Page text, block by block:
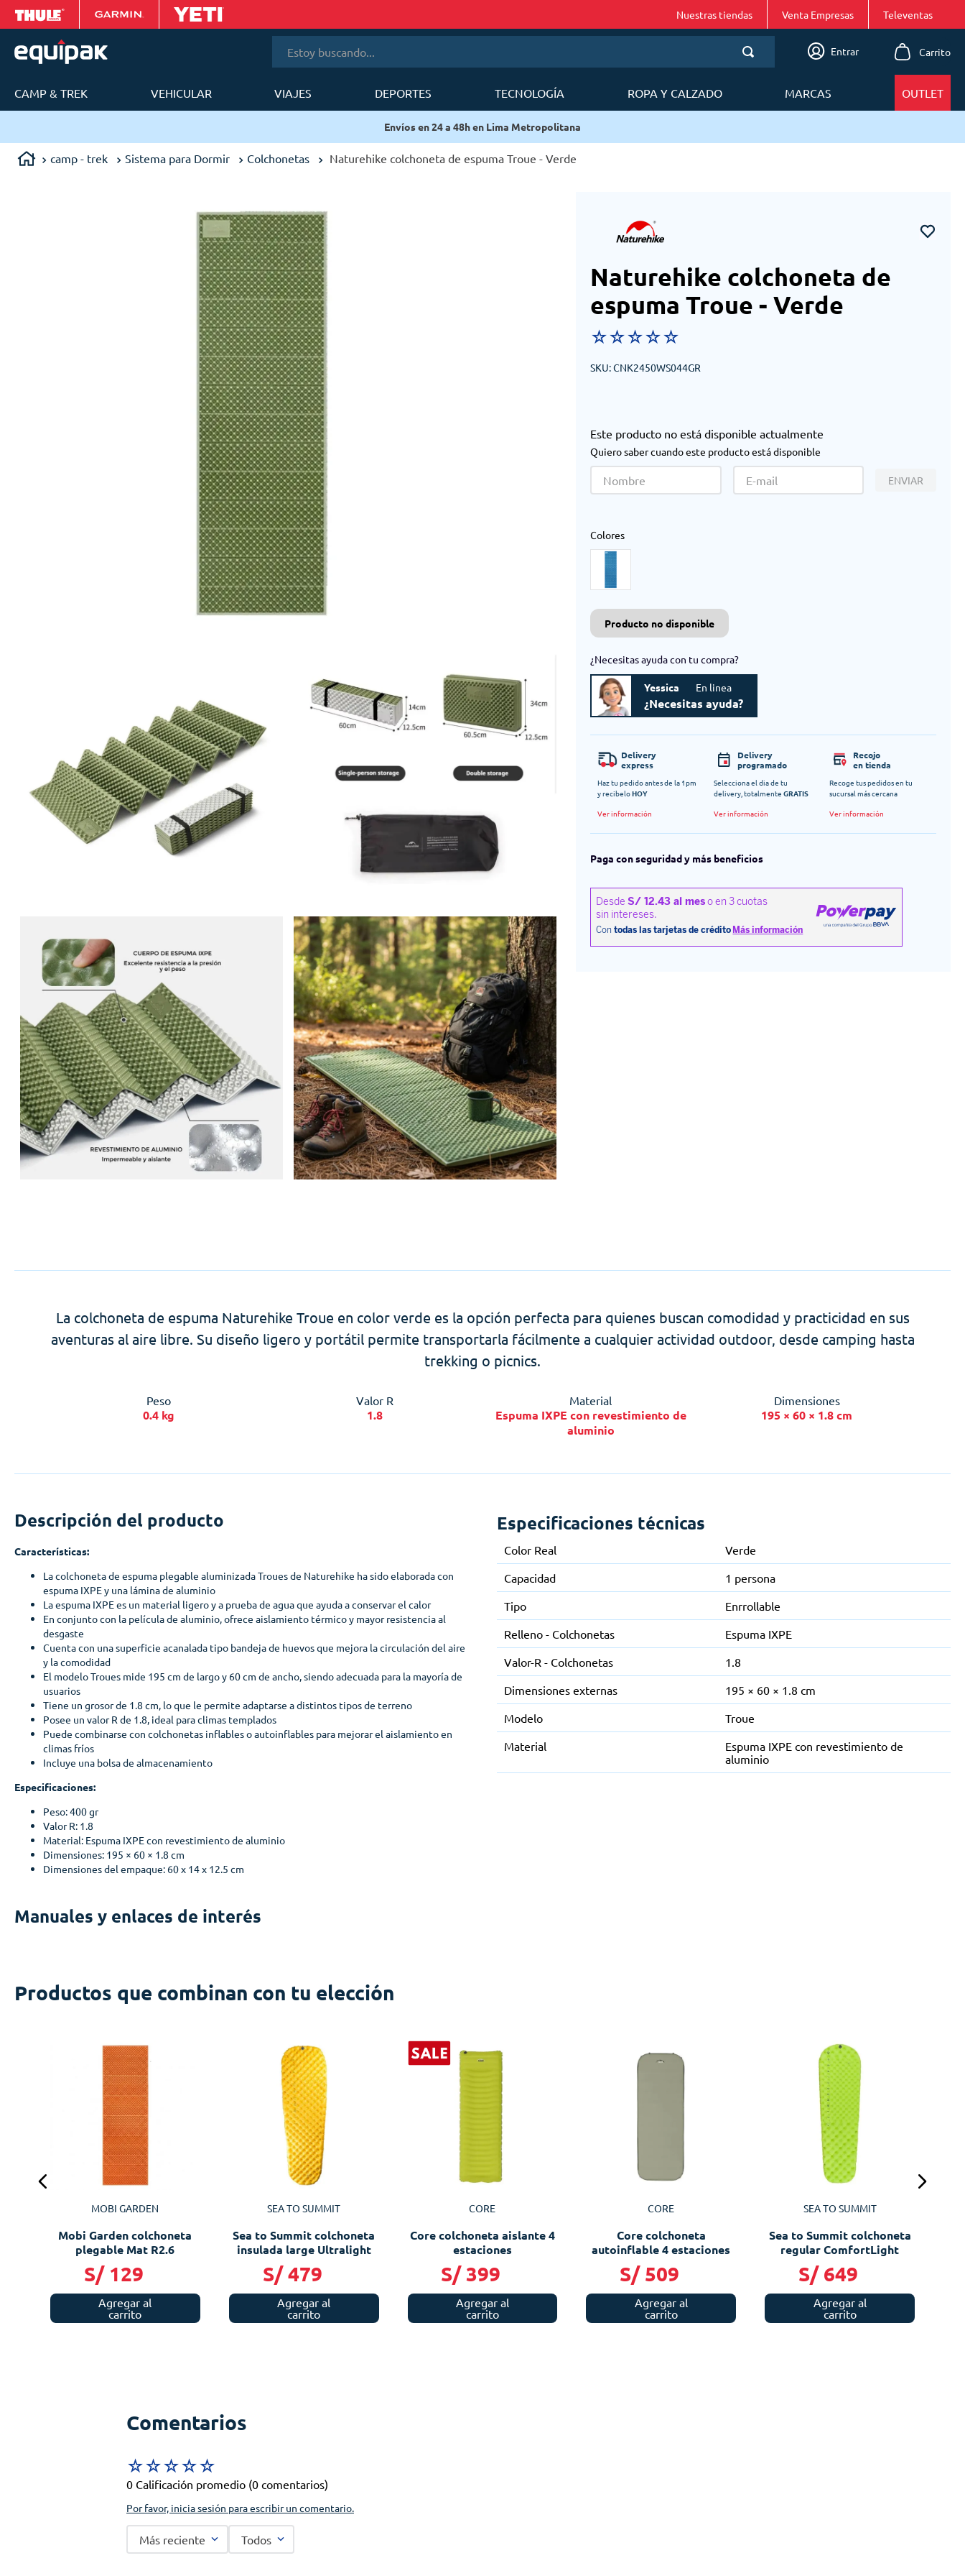
Nuestras tiendas Venta Empresas
Entrar
CAMP & TREK VEHICULAR VIAJES DEPORTES TECNOLOGÍA ROPA Y CALZADO MARCAS OUTLET
camp - trek Sistema para Dormir Colchonetas Naturehike colchoneta de espuma Troue - Verde
Naturehike colchoneta de
espuma Troue - Verde
☆☆☆☆☆
SKU:CNK2450WS044GR
Este producto no está disponible actualmente
Quiero saber cuando este producto está disponible
ENVIAR
Colores
Producto no disponible
¿Necesitas ayuda con tu compra?
Yessica En linea
¿Necesitas ayuda?
Delivery
express
Haz tu pedido antes de la 1pm
y recibeloHOY
Ver información
Delivery
programado
Selecciona el dia de tu
delivery, totalmente GRATIS
Ver información
Recojo
en tienda
Recoge tus pedidos en tu
sucursal más cercana
Ver información
Paga con seguridad y más beneficios
La colchoneta de espuma Naturehike Troue en color verde es la opción perfecta para quienes buscan comodidad y practicidad en sus
aventuras al aire libre. Su diseño ligero y portátil permite transportarla fácilmente a cualquier actividad outdoor, desde camping hasta
trekking o picnics.
Peso
0.4 kg
Valor R
1.8
Material
Espuma IXPE con revestimiento de
aluminio
Dimensiones
195 × 60 × 1.8 cm
Descripción del producto
Características:
La colchoneta de espuma plegable aluminizada Troues de Naturehike ha sido elaborada con
espuma IXPE y una lámina de aluminio
La espuma IXPE es un material ligero y a prueba de agua que ayuda a conservar el calor
En conjunto con la película de aluminio, ofrece aislamiento térmico y mayor resistencia al
desgaste
Cuenta con una superficie acanalada tipo bandeja de huevos que mejora la circulación del aire
y la comodidad
El modelo Troues mide 195 cm de largo y 60 cm de ancho, siendo adecuada para la mayoría de
usuarios
Tiene un grosor de 1.8 cm, lo que le permite adaptarse a distintos tipos de terreno
Posee un valor R de 1.8, ideal para climas templados
Puede combinarse con colchonetas inflables o autoinflables para mejorar el aislamiento en
climas fríos
Incluye una bolsa de almacenamiento
Especificaciones:
Peso: 400 gr
Valor R: 1.8
Material: Espuma IXPE con revestimiento de aluminio
Dimensiones: 195 × 60 × 1.8 cm
Dimensiones del empaque: 60 x 14 x 12.5 cm
Manuales y enlaces de interés
Especificaciones técnicas
Color Real
Verde
Capacidad
1 persona
Tipo
Enrrollable
Relleno - Colchonetas
Espuma IXPE
Valor-R - Colchonetas
1.8
Dimensiones externas
195 × 60 × 1.8 cm
Modelo
Troue
Material
Espuma IXPE con revestimiento de
aluminio
Productos que combinan con tu elección
MOBI GARDEN
Mobi Garden colchoneta
plegable Mat R2.6
S/ 129
Agregar al
carrito
SEA TO SUMMIT
Sea to Summit colchoneta
insulada large Ultralight
S/ 479
Agregar al
carrito
CORE
Core colchoneta aislante 4
estaciones
S/ 399
Agregar al
carrito
CORE
Core colchoneta
autoinflable 4 estaciones
S/ 509
Agregar al
carrito
SEA TO SUMMIT
Sea to Summit colchoneta
regular ComfortLight
S/ 649
Agregar al
carrito
Comentarios
☆☆☆☆☆
0 Calificación promedio (0 comentarios)
Por favor, inicia sesión para escribir un comentario.
Más reciente Todos
Términos más buscados
mobi garden
sea to summit
5.
6.